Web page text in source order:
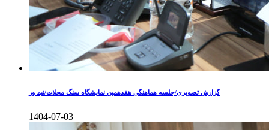
گزارش تصویری/جلسه هماهنگی هفدهمین نمایشگاه سنگ محلات/نیم ور
1404-07-03